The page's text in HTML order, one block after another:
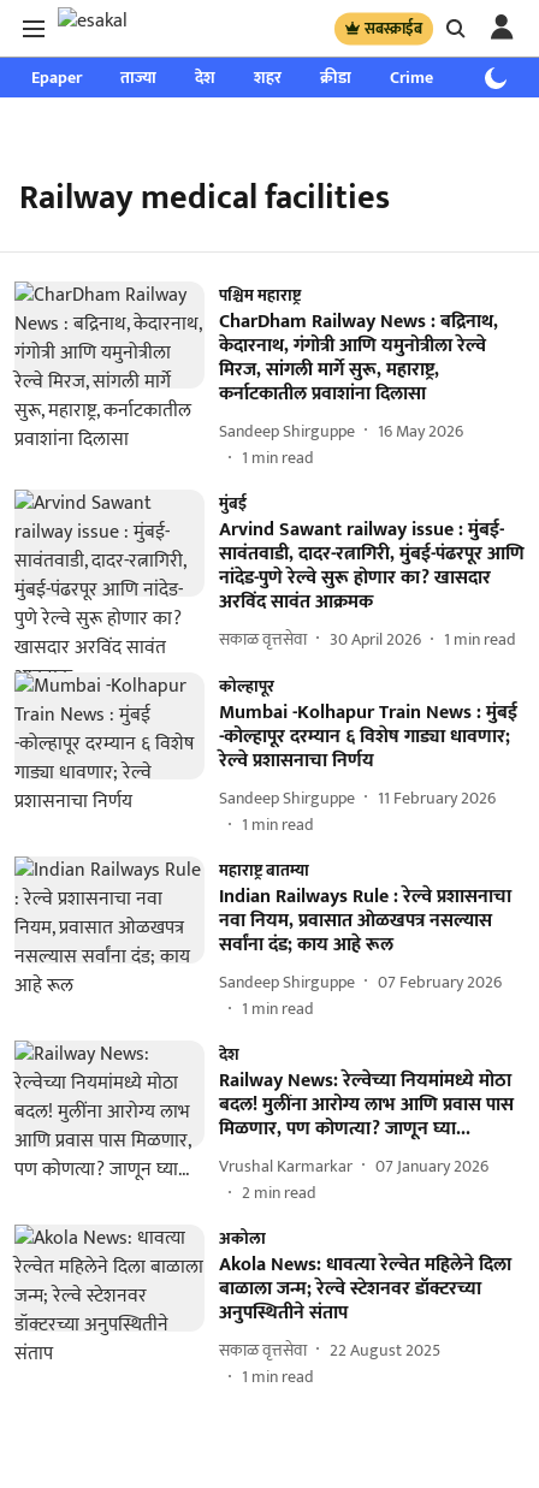
सबस्क्राईब
Epaper ताज्या देश शहर क्रीडा Crime साप्ताहिक
Railway medical facilities
पश्चिम महाराष्ट्र
CharDham Railway News : बद्रिनाथ,
केदारनाथ, गंगोत्री आणि यमुनोत्रीला रेल्वे
मिरज, सांगली मार्गे सुरू, महाराष्ट्र,
कर्नाटकातील प्रवाशांना दिलासा
Sandeep Shirguppe
16 May 2026
1 min read
मुंबई
Arvind Sawant railway issue : मुंबई-
सावंतवाडी, दादर-रत्नागिरी, मुंबई-पंढरपूर आणि
नांदेड-पुणे रेल्वे सुरू होणार का? खासदार
अरविंद सावंत आक्रमक
सकाळ वृत्तसेवा 30 April 2026 1 min read
कोल्हापूर
Mumbai -Kolhapur Train News : मुंबई
-कोल्हापूर दरम्यान ६ विशेष गाड्या धावणार;
रेल्वे प्रशासनाचा निर्णय
Sandeep Shirguppe
11 February 2026
1 min read
महाराष्ट्र बातम्या
Indian Railways Rule : रेल्वे प्रशासनाचा
नवा नियम, प्रवासात ओळखपत्र नसल्यास
सर्वांना दंड; काय आहे रूल
Sandeep Shirguppe
07 February 2026
1 min read
देश
Railway News: रेल्वेच्या नियमांमध्ये मोठा
बदल! मुलींना आरोग्य लाभ आणि प्रवास पास
मिळणार, पण कोणत्या? जाणून घ्या...
Vrushal Karmarkar
07 January 2026
2min read
अकोला
Akola News: धावत्या रेल्वेत महिलेने दिला
बाळाला जन्म; रेल्वे स्टेशनवर डॉक्टरच्या
अनुपस्थितीने संताप
सकाळ वृत्तसेवा
22 August 2025
1 min read